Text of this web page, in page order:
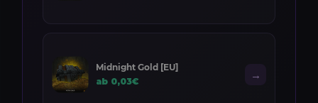
Midnight Gold [EU]
ab 0,03€
→